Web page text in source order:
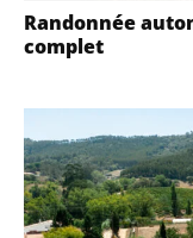
Randonnée
complet